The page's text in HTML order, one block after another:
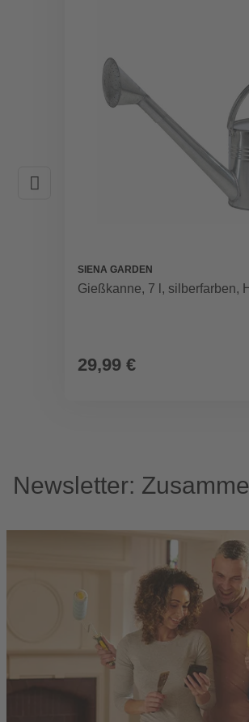
SIENA GARDEN
Gießkanne, 7 l, silberfarben,
29,99 €
Newsletter: